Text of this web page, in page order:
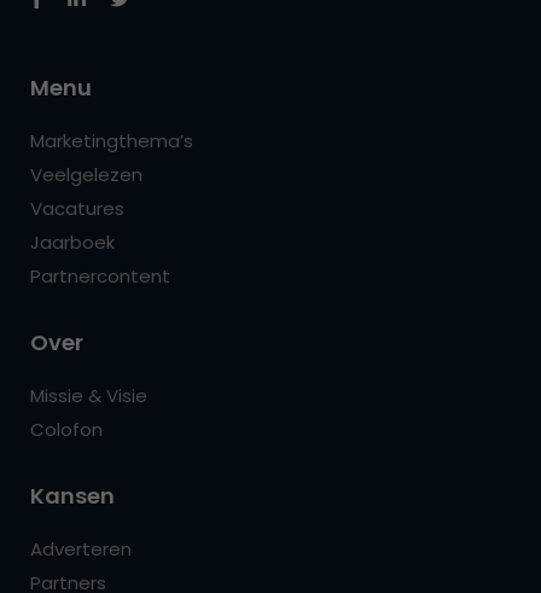
Menu
Marketingthema’s
Veelgelezen
Vacatures
Jaarboek
Partnercontent
Over
Missie & Visie
Colofon
Kansen
Adverteren
Partners